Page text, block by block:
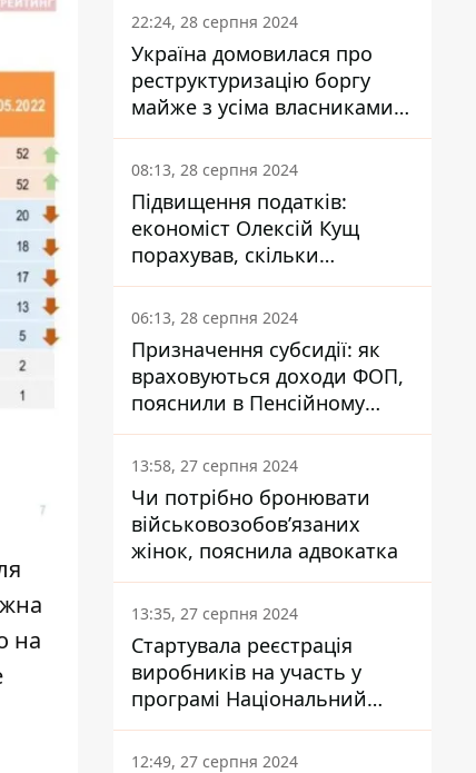
на
22:24, 28 серпня 2024
Україна домовилася про
реструктуризацію боргу
майже з усіма власниками
єврооблігацій: що це
означає для країни
08:13, 28 серпня 2024
Підвищення податків:
економіст Олексій Кущ
порахував, скільки
заплатить кожен українець
06:13, 28 серпня 2024
Призначення субсидії: як
враховуються доходи ФОП,
пояснили в Пенсійному
фонді
13:58, 27 серпня 2024
Чи потрібно бронювати
військовозобов’язаних
жінок, пояснила адвокатка
13:35, 27 серпня 2024
Стартувала реєстрація
виробників на участь у
програмі Національний
кешбек: як це зробити
через портал Дія
12:49, 27 серпня 2024